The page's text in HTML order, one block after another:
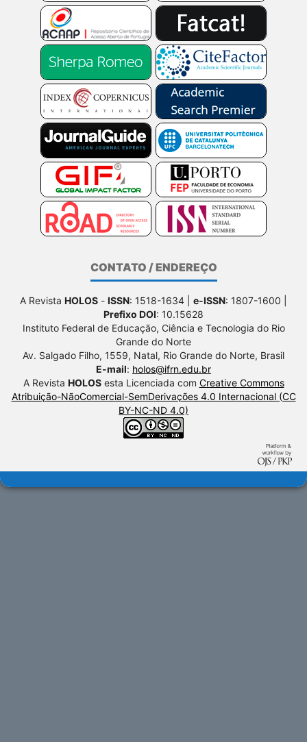
CONTATO / ENDEREÇO
A Revista HOLOS - ISSN: 1518-1634 | e-ISSN: 1807-1600 |
Prefixo DOI: 10.15628
Instituto Federal de Educação, Ciência e Tecnologia do Rio
Grande do Norte
Av. Salgado Filho, 1559, Natal, Rio Grande do Norte, Brasil
E-mail: holos@ifrn.edu.br
A Revista HOLOSesta Licenciada com Creative Commons
Atribuição-NãoComercial-SemDerivações 4.0 Internacional (CC
BY-NC-ND 4.0)